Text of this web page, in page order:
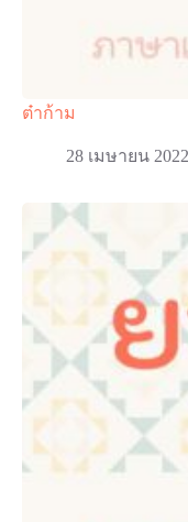
ต๋าก้าม
28 เมษายน 2022